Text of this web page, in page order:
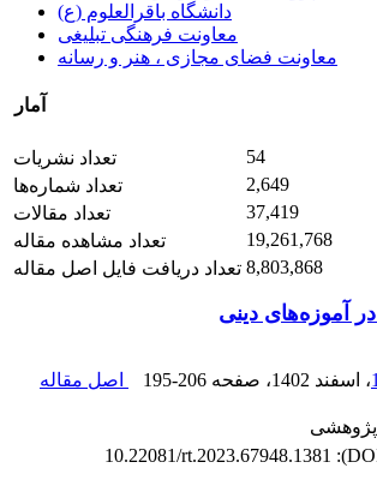
دانشگاه باقرالعلوم (ع)
معاونت فرهنگی تبلیغی
معاونت فضای مجازی ، هنر و رسانه
آمار
تعداد نشریات
54
تعداد شماره‌ها
2,649
تعداد مقالات
37,419
تعداد مشاهده مقاله
19,261,768
تعداد دریافت فایل اصل مقاله 8,803,868
آموزه‌های دینی
، اسفند 1402 ، صفحه 195-206
اصل مقاله
پژوهشی
10.22081/rt.2023.67948.1381